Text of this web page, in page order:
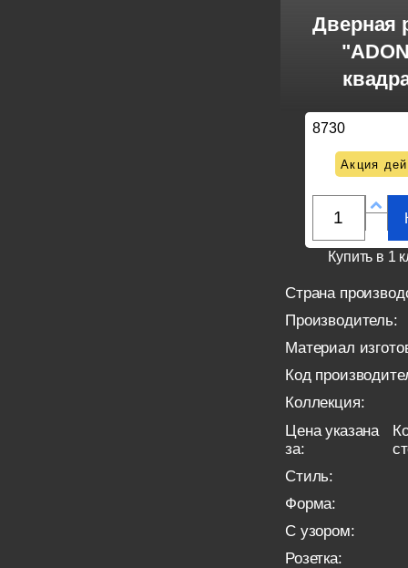
Дверная
8730
Акция
Купить в 1
Страна
Производитель:
Материал
Код
Коллекция:
Цена указана
за:
Стиль:
Форма:
С узором:
Розетка: